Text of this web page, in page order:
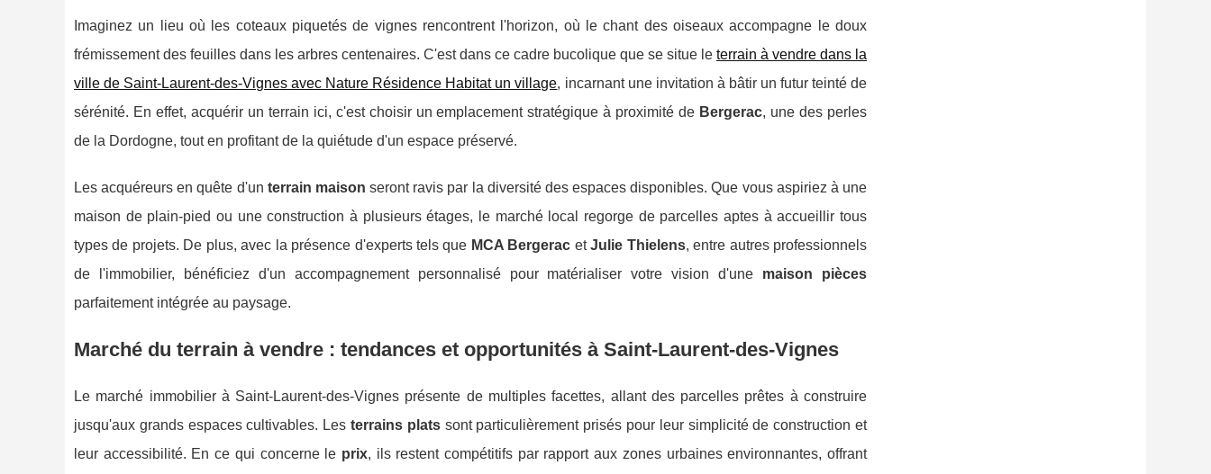
Imaginez un lieu où les coteaux piquetés de vignes rencontrent l'horizon, où le chant des oiseaux accompagne le doux
frémissement des feuilles dans les arbres centenaires. C'est dans ce cadre bucolique que se situe le terrain à vendre dans la
ville de Saint-Laurent-des-Vignes avec Nature Résidence Habitat un village, incarnant une invitation à bâtir un futur teinté de
sérénité. En effet, acquérir un terrain ici, c'est choisir un emplacement stratégique à proximité de Bergerac, une des perles
de la Dordogne, tout en profitant de la quiétude d'un espace préservé.
Les acquéreurs en quête d'un terrain maison seront ravis par la diversité des espaces disponibles. Que vous aspiriez à une
maison de plain-pied ou une construction à plusieurs étages, le marché local regorge de parcelles aptes à accueillir tous
types de projets. De plus, avec la présence d'experts tels que MCA Bergerac etJulie Thielens, entre autres professionnels
de l'immobilier, bénéficiez d'un accompagnement personnalisé pour matérialiser votre vision d'une maison pièces
parfaitement intégrée au paysage.
Marché du terrain à vendre : tendances et opportunités à Saint-Laurent-des-Vignes
Le marché immobilier à Saint-Laurent-des-Vignes présente de multiples facettes, allant des parcelles prêtes à construire
jusqu'aux grands espaces cultivables. Les terrains platssont particulièrement prisés pour leur simplicité de construction et
leur accessibilité. En ce qui concerne le prix, ils restent compétitifs par rapport aux zones urbaines environnantes, offrant